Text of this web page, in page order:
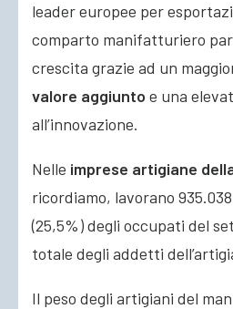
leader europee per
comparto manifatturiero
crescita grazie ad un
valore aggiunto e una
all’innovazione.
Nelle imprese artigiane
ricordiamo, lavorano
(25,5%) degli occupati del
totale degli addetti
Il peso degli artigiani del